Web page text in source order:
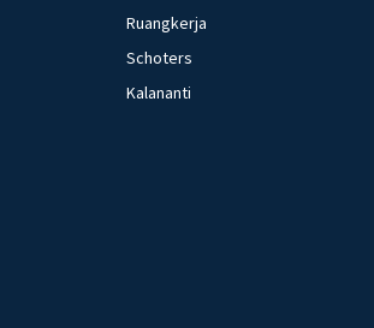
Ruangkerja
Schoters
Kalananti